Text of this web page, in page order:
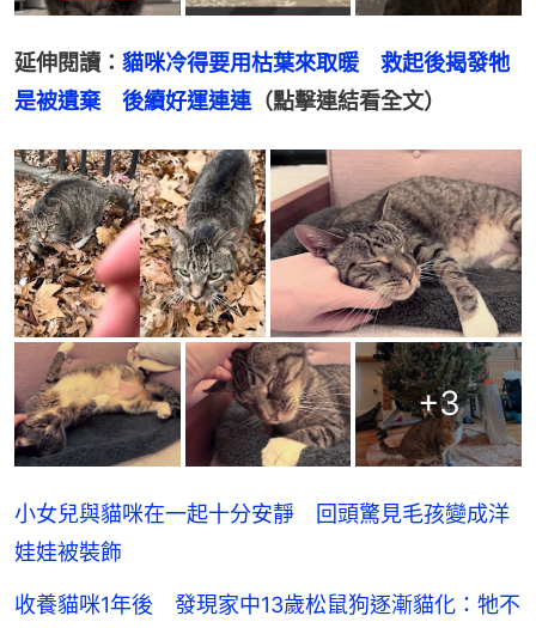
延伸閱讀： 貓咪冷得要用枯葉來取暖　救起後揭發牠
是被遺棄　後續好運連連 （點擊連結看全文）
+3
小女兒與貓咪在一起十分安靜 回頭驚見毛孩變成洋
娃娃被裝飾
收養貓咪1年後 發現家中13歲松鼠狗逐漸貓化：牠不